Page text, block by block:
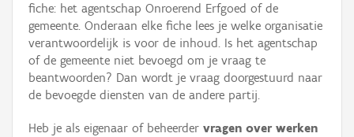
Thema
Gebeurtenis
Persoon of collectief
fiche: het agentschap Onroerend Erfgoed of de
gemeente. Onderaan elke fiche lees je welke organisatie
verantwoordelijk is voor de inhoud. Is het agentschap
of de gemeente niet bevoegd om je vraag te
beantwoorden? Dan wordt je vraag doorgestuurd naar
de bevoegde diensten van de andere partij.
Heb je als eigenaar of beheerder vragen over werken